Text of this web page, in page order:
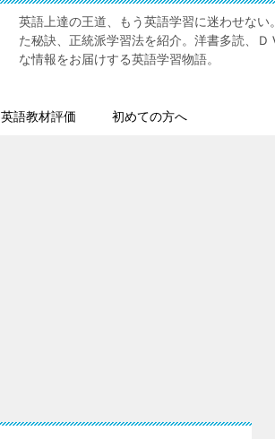
英語上達の王道、もう英語学習に迷わせな
た秘訣、正統派学習法を紹介。洋書多読、
な情報をお届けする英語学習物語。
英語教材評価 初めての方へ